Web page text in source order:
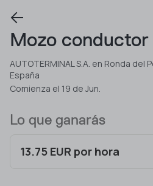
Mozo conductor
AUTOTERMINAL S.A. en Ronda del
España
Comienza el 19 de Jun.
Lo que ganarás
13.75 EUR por hora